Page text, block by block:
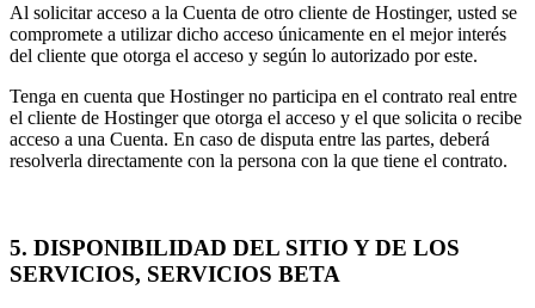
Al solicitar acceso a la Cuenta de otro cliente de Hostinger, usted se
compromete a utilizar dicho acceso únicamente en el mejor interés
del cliente que otorga el acceso y según lo autorizado por este.
Tenga en cuenta que Hostinger no participa en el contrato real entre
el cliente de Hostinger que otorga el acceso y el que solicita o recibe
acceso a una Cuenta. En caso de disputa entre las partes, deberá
resolverla directamente con la persona con la que tiene el contrato.
5. DISPONIBILIDAD DEL SITIO Y DE LOS
SERVICIOS, SERVICIOS BETA